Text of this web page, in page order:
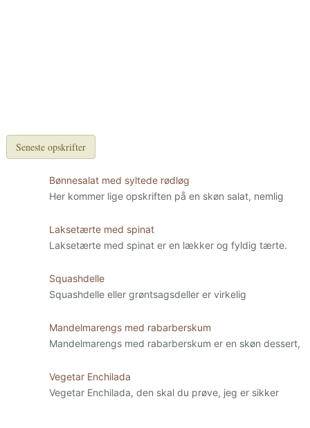
Seneste opskrifter
Bønnesalat med syltede rødløg
Her kommer lige opskriften på en skøn salat, nemlig
Laksetærte med spinat
Laksetærte med spinat er en lækker og fyldig tærte.
Squashdelle
Squashdelle eller grøntsagsdeller er virkelig
Mandelmarengs med rabarberskum
Mandelmarengs med rabarberskum er en skøn dessert,
Vegetar Enchilada
Vegetar Enchilada, den skal du prøve, jeg er sikker